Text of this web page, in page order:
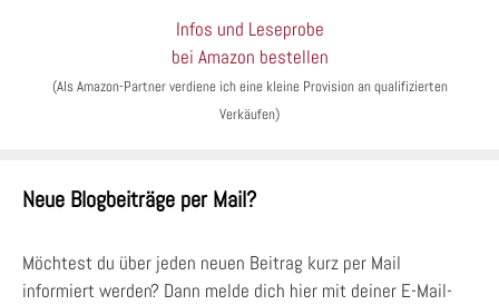
Infos und Leseprobe
bei Amazon bestellen
(Als Amazon-Partner verdiene ich eine kleine Provision an qualifizierten
Verkäufen)
Neue Blogbeiträge per Mail?
Möchtest du über jeden neuen Beitrag kurz per Mail
informiert werden? Dann melde dich hier mit deiner E-Mail-